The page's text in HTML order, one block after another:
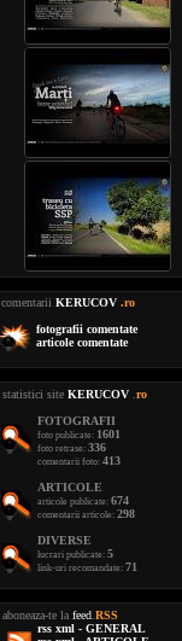
comentarii KERUCOV .ro
fotografii comentate
articole comentate
statistici site KERUCOV ro
FOTOGRAFII
foto publicate: 1601
foto retrase: 336
comentarii foto: 413
ARTICOLE
articole publicate: 674
comentarii articole: 298
DIVERSE
lucrari publicate: 5
link-uri recomandate: 71
aboneaza-te la feed RSS
rss xml - GENERAL